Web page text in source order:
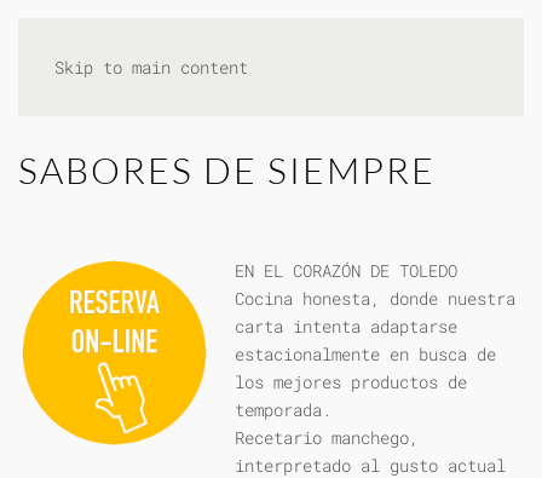
Skip to main content
SABORES DE SIEMPRE
EN EL CORAZÓN DE TOLEDO
Cocina honesta, donde nuestra
carta intenta adaptarse
estacionalmente en busca de
los mejores productos de
temporada.
Recetario manchego,
interpretado al gusto actual